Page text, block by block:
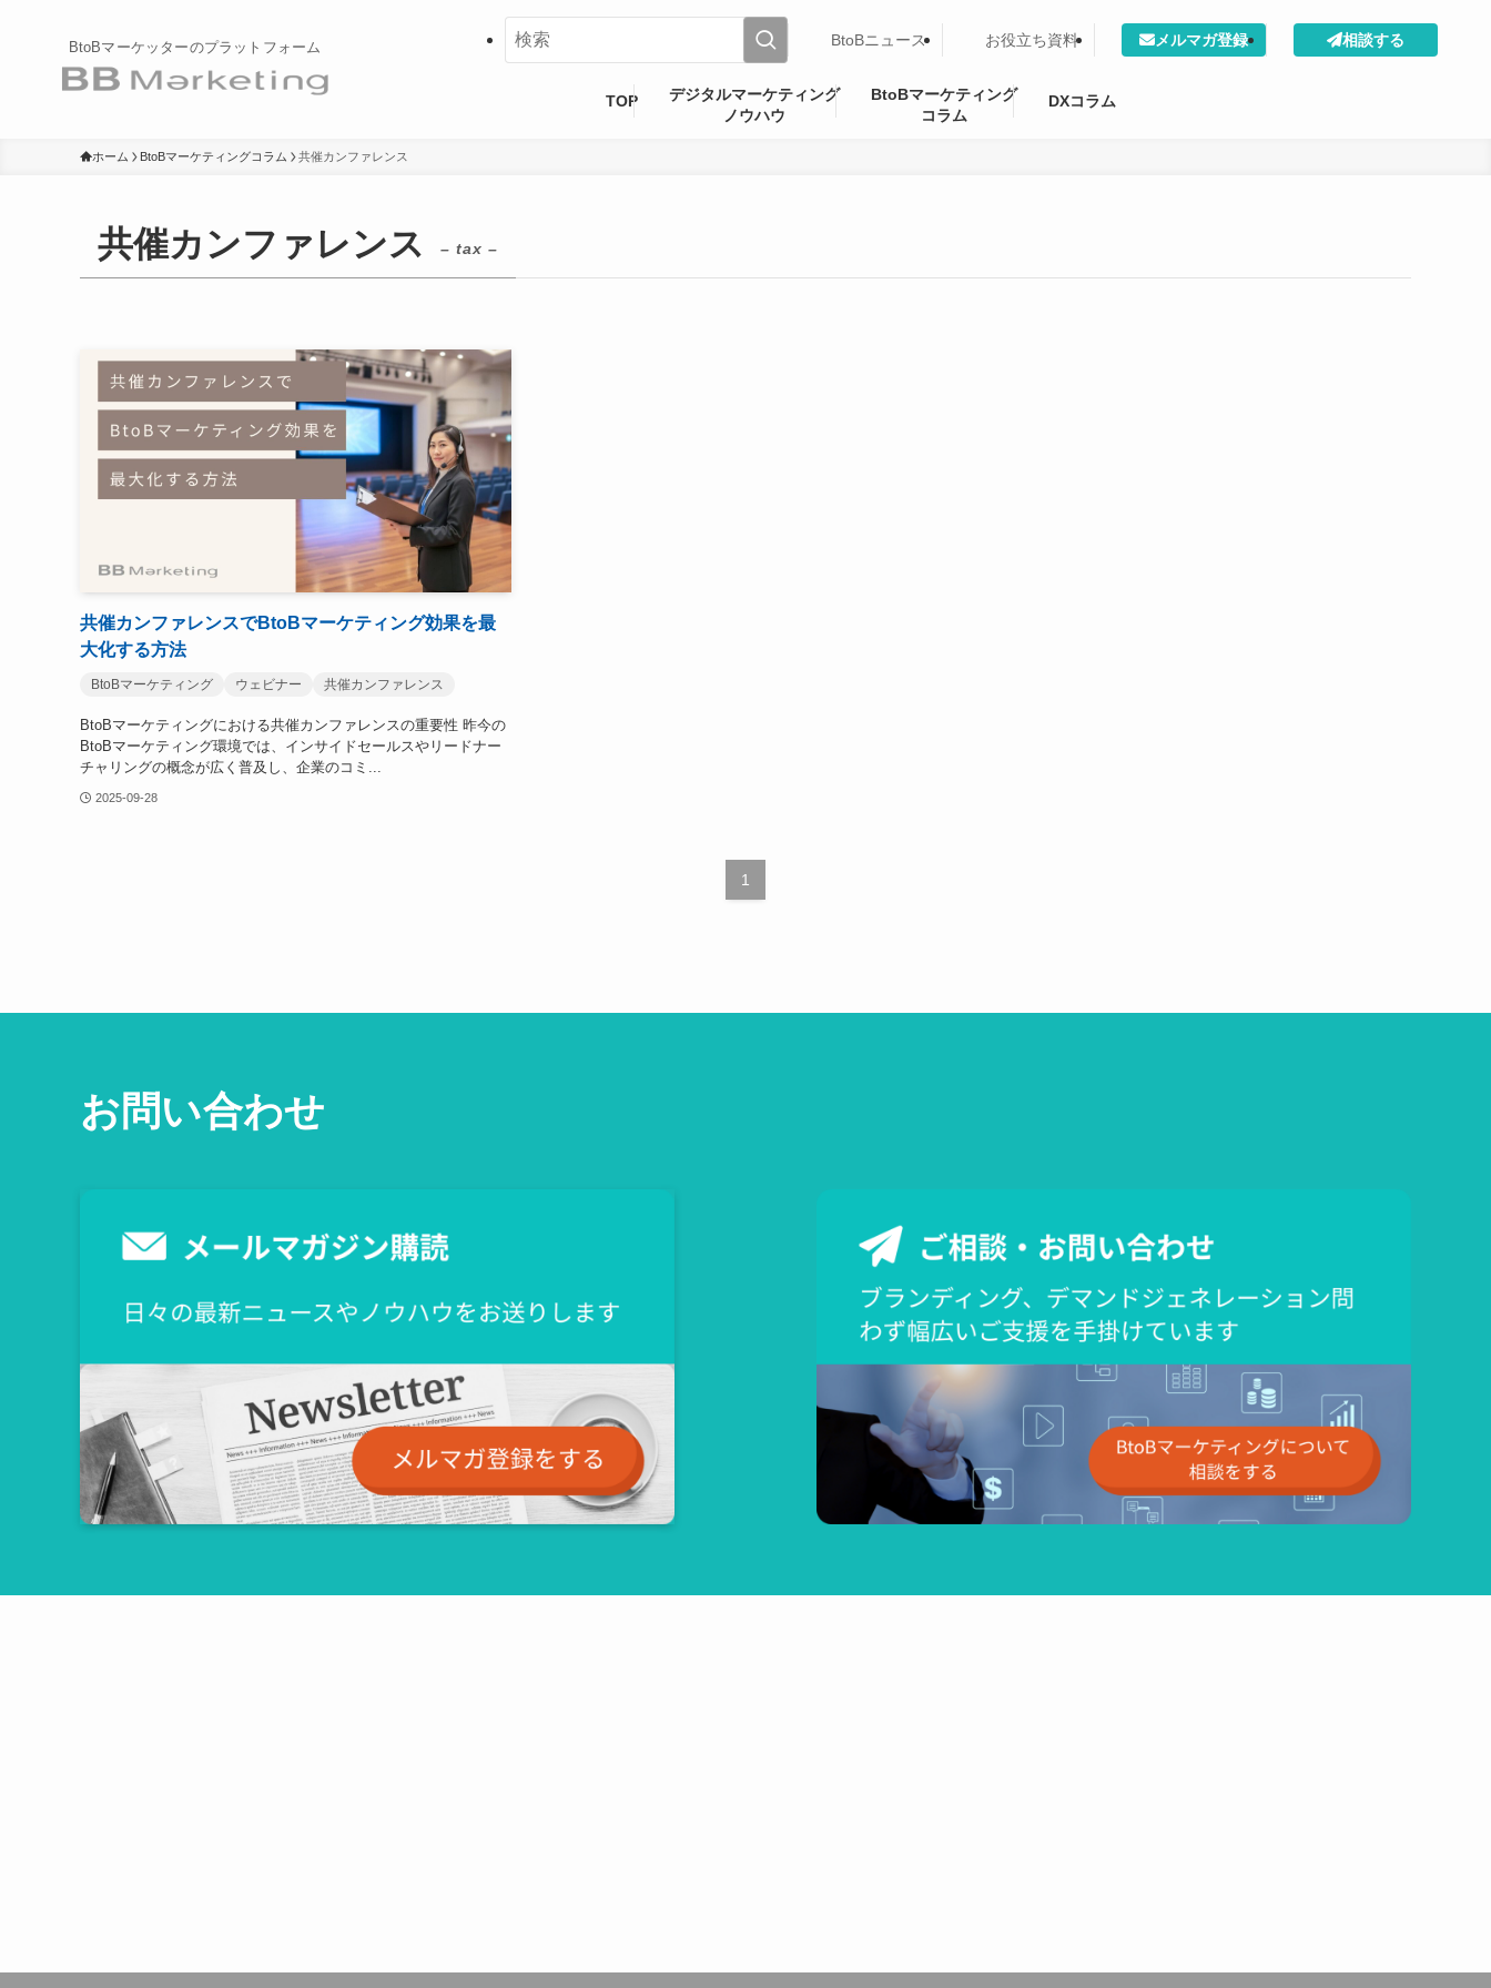
BtoBマーケッターのプラットフォーム BtoBニュース お役立ち資料 メルマガ登録 相談する
TOP
デジタルマーケティング
ノウハウ
BtoBマーケティング
コラム
DXコラム
ホーム BtoBマーケティングコラム 共催カンファレンス
共催カンファレンス – tax –
共催カンファレンスでBtoBマーケティング効果を最
大化する方法
BtoBマーケティング ウェビナー 共催カンファレンス
BtoBマーケティングにおける共催カンファレンスの重要性 昨今の
BtoBマーケティング環境では、インサイドセールスやリードナー
チャリングの概念が広く普及し、企業のコミ...
2025-09-28
1
お問い合わせ